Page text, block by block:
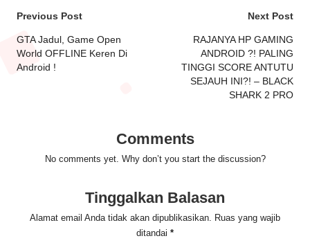
Post
navigation
Previous Post
GTA Jadul, Game Open
World OFFLINE Keren Di
Android !
Next Post
RAJANYA HP GAMING
ANDROID ?! PALING
TINGGI SCORE ANTUTU
SEJAUH INI?! – BLACK
SHARK 2 PRO
Comments
No comments yet. Why don’t you start the discussion?
Tinggalkan Balasan
Alamat email Anda tidak akan dipublikasikan.
Ruas yang wajib
ditandai *